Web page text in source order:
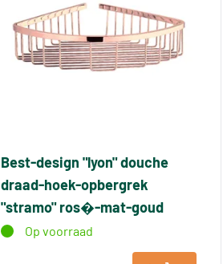
Best-design "lyon" douche
draad-hoek-opbergrek
"stramo" ros�-mat-goud
Op voorraad